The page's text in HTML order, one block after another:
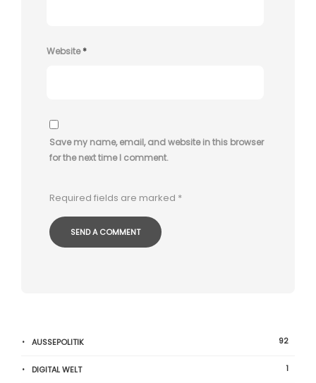
Website*
Save my name, email, and website in this browser
for the next time I comment.
Required fields are marked *
AUSSEPOLITIK 92
DIGITAL WELT 1